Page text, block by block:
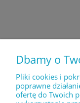
Dbamy o
Pliki cookies i
poprawne
ofertę do Twoich